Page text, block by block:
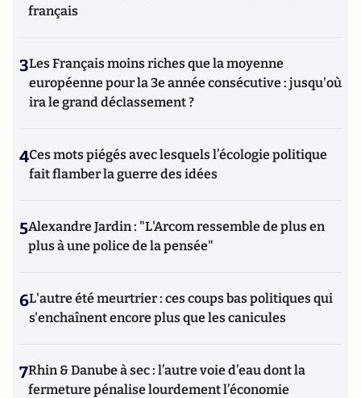
français
3Les Français moins riches que la moyenne
européenne pour la 3e année consécutive : jusqu'où
ira le grand déclassement ?
4Ces mots piégés avec lesquels l’écologie politique
fait flamber la guerre des idées
5Alexandre Jardin : "L'Arcom ressemble de plus en
plus à une police de la pensée"
6L'autre été meurtrier : ces coups bas politiques qui
s'enchaînent encore plus que les canicules
7Rhin & Danube à sec : l’autre voie d’eau dont la
fermeture pénalise lourdement l’économie